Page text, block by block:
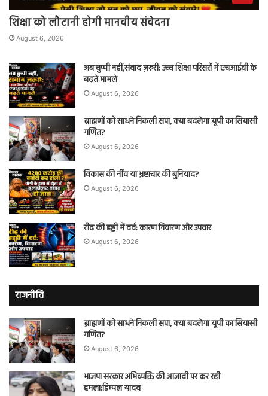
शिक्षा को लौटानी होगी मानवीय संवेदना
August 6, 2026
अब चुप्पी नहीं,संवाद ज़रूरी: उच्च शिक्षा परिसरों में एचआईवी के
बढ़ते मामले
August 6, 2026
ब्राह्मणों को साधने निकली सपा, क्या बदलेगा यूपी का सियासी
गणित?
August 6, 2026
विकास की नींव या भ्रष्टाचार की बुनियाद?
August 6, 2026
रीढ़ की हड्डी में दर्द: कारण निवारण और उपचार
August 6, 2026
राजनीति
ब्राह्मणों को साधने निकली सपा, क्या बदलेगा यूपी का सियासी
गणित?
August 6, 2026
भाजपा सरकार अभिव्यक्ति की आजादी पर कर रही
हमला:डिम्पल यादव